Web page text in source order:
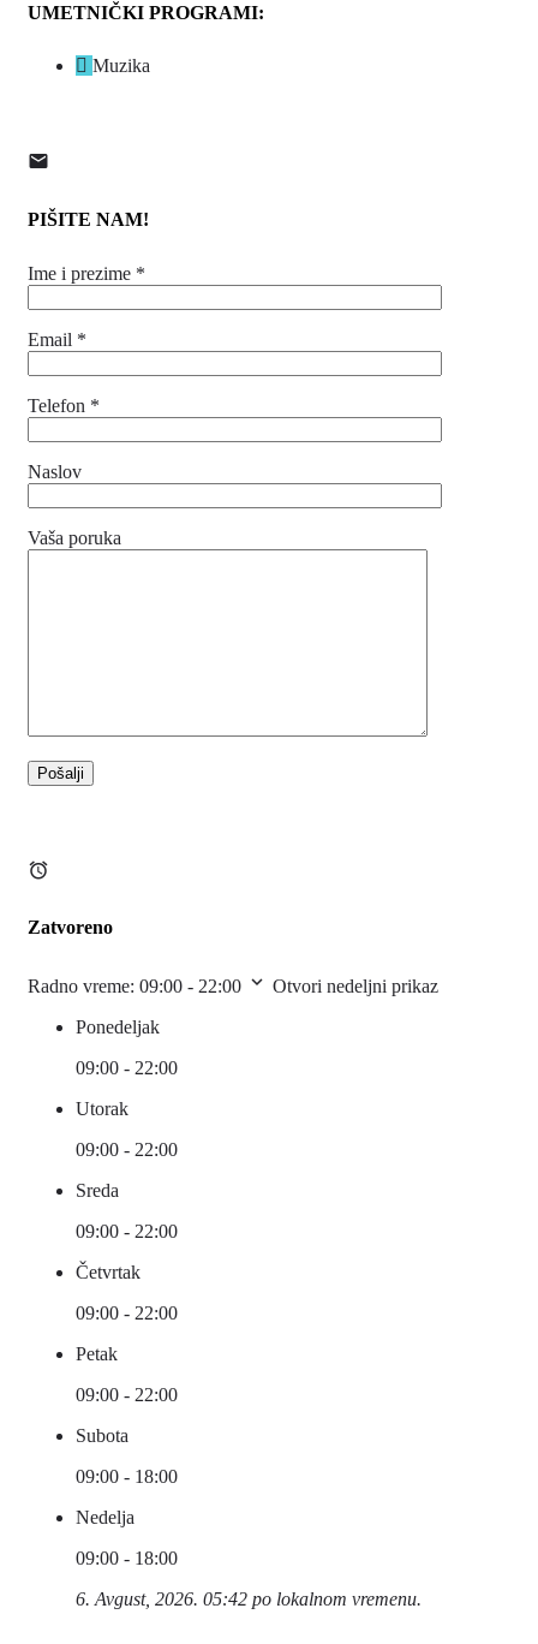
UMETNIČKI PROGRAMI:
Muzika
PIŠITE NAM!
Ime i prezime *
Email *
Telefon *
Naslov
Vaša poruka
Zatvoreno
Radno vreme: 09:00 - 22:00
Otvori nedeljni prikaz
Ponedeljak
09:00 - 22:00
Utorak
09:00 - 22:00
Sreda
09:00 - 22:00
Četvrtak
09:00 - 22:00
Petak
09:00 - 22:00
Subota
09:00 - 18:00
Nedelja
09:00 - 18:00
6. Avgust, 2026. 05:42 po lokalnom vremenu.